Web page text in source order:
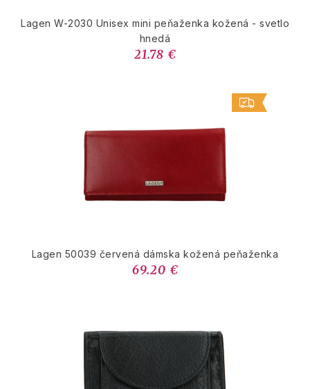
Lagen W-2030 Unisex mini peňaženka kožená - svetlo
hnedá
21.78 €
Lagen 50039 červená dámska kožená peňaženka
69.20 €